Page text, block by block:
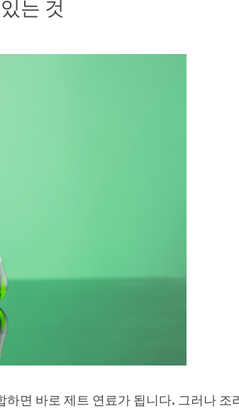
는 것
면 바로 제트 연료가 됩니다. 그러나 조